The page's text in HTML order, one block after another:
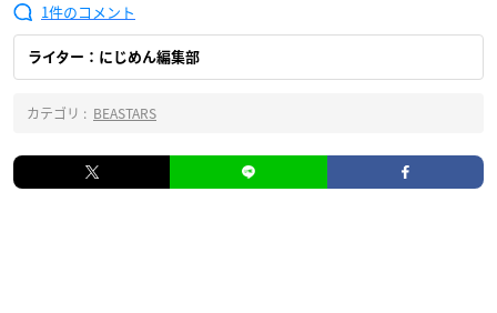
1
ライター：にじめん編集部
カテゴリ : BEASTARS